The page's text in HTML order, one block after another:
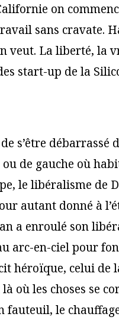
on
sans cravate.
veut. La liberté, la
start-up de la
s’être débarrassé
de gauche où
le libéralisme de
autant donné à
a enroulé son
arc-en-ciel pour
héroïque, celui de
là où les choses se
fauteuil, le